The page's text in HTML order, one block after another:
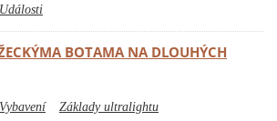
Události
BOTAMA NA DLOUHÝCH
Vybavení Základy ultralightu